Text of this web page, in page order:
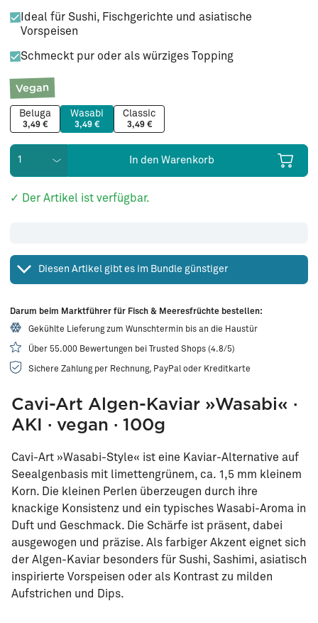
Ideal für Sushi, Fischgerichte und asiatische
Vorspeisen
Schmeckt pur oder als würziges Topping
Vegan
Beluga
3,49 €
Wasabi
3,49 €
Classic
3,49 €
In den Warenkorb
✓ Der Artikel ist verfügbar.
Diesen Artikel gibt es im Bundle günstiger
Darum beim Marktführer für Fisch & Meeresfrüchte bestellen:
Gekühlte Lieferung zum Wunschtermin bis an die Haustür
Über 55.000 Bewertungen bei Trusted Shops (4.8/5)
Sichere Zahlung per Rechnung, PayPal oder Kreditkarte
Cavi-Art Algen-Kaviar »Wasabi« ·
AKI · vegan · 100g
Cavi-Art »Wasabi-Style« ist eine Kaviar-Alternative auf
Seealgenbasis mit limettengrünem, ca. 1,5 mm kleinem
Korn. Die kleinen Perlen überzeugen durch ihre
knackige Konsistenz und ein typisches Wasabi-Aroma in
Duft und Geschmack. Die Schärfe ist präsent, dabei
ausgewogen und präzise. Als farbiger Akzent eignet sich
der Algen-Kaviar besonders für Sushi, Sashimi, asiatisch
inspirierte Vorspeisen oder als Kontrast zu milden
Aufstrichen und Dips.